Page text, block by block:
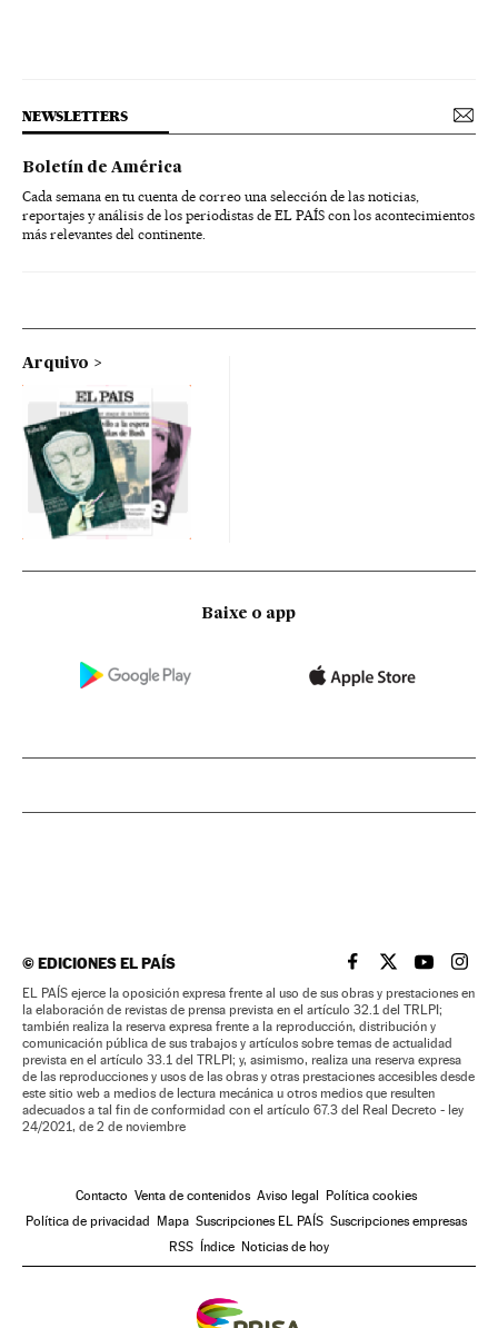
NEWSLETTERS
Boletín de América
Cada semana en tu cuenta de correo una selección de las noticias,
reportajes y análisis de los periodistas de EL PAÍS con los acontecimientos
más relevantes del continente.
Arquivo
Baixe o app
©EDICIONES EL PAÍS EL PAÍS BRASIL EN
EL PAÍSEL PAÍS
EL
EL PAÍS ejerce la oposición expresa frente al uso de sus obras y prestaciones en
la elaboración de revistas de prensa prevista en el artículo 32.1 del TRLPI;
también realiza la reserva expresa frente a la reproducción, distribución y
comunicación pública de sus trabajos y artículos sobre temas de actualidad
prevista en el artículo 33.1 del TRLPI; y, asimismo, realiza una reserva expresa
de las reproducciones y usos de las obras y otras prestaciones accesibles desde
este sitio web a medios de lectura mecánica u otros medios que resulten
adecuados a tal fin de conformidad con el artículo 67.3 del Real Decreto - ley
24/2021, de 2 de noviembre
Contacto Venta de contenidos Aviso legal Política cookies
Política de privacidad Mapa Suscripciones EL PAÍS Suscripciones empresas
RSS Índice Noticias de hoy